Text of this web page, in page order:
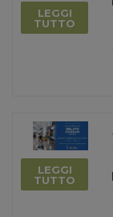
LEGGI
TUTTO
LEGGI
TUTTO